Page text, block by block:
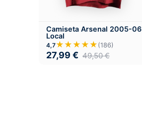
Camiseta Arsenal 2005-06
Local
4,7★★★★★(186)
27,99 € 49,50€